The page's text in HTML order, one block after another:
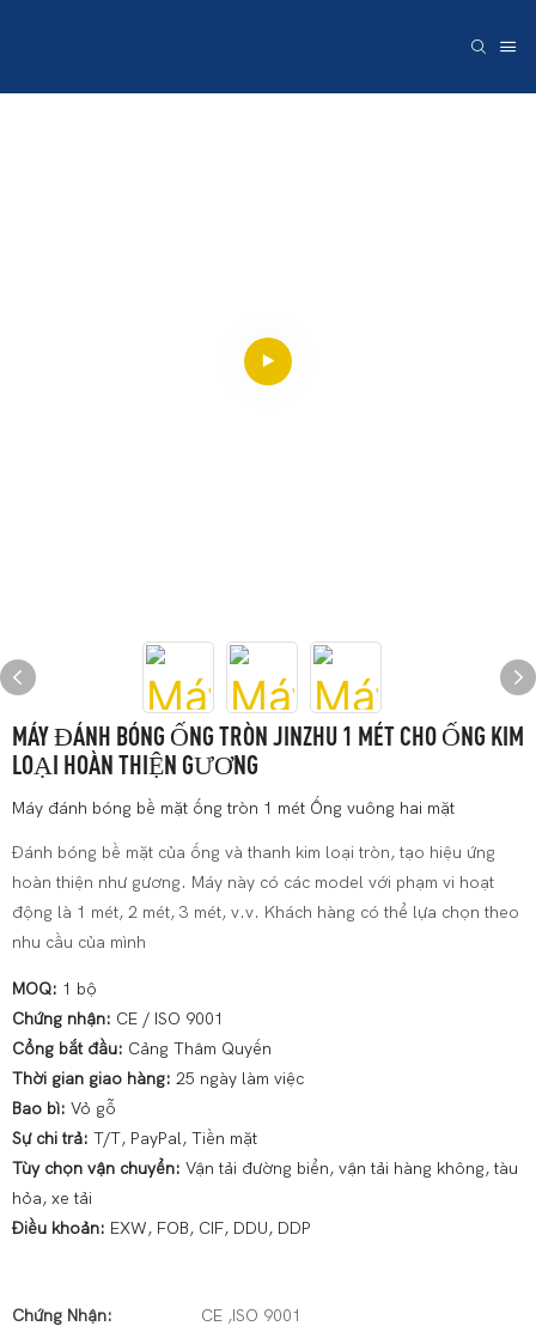
MÁY ĐÁNH BÓNG ỐNG TRÒN JINZHU 1 MÉT CHO ỐNG KIM
LOẠI HOÀN THIỆN GƯƠNG
Máy đánh bóng bề mặt ống tròn 1 mét Ống vuông hai mặt
Đánh bóng bề mặt của ống và thanh kim loại tròn, tạo hiệu ứng
hoàn thiện như gương. Máy này có các model với phạm vi hoạt
động là 1 mét, 2 mét, 3 mét, v.v. Khách hàng có thể lựa chọn theo
nhu cầu của mình
MOQ: 1 bộ
Chứng nhận: CE / ISO 9001
Cổng bắt đầu: Cảng Thâm Quyến
Thời gian giao hàng: 25 ngày làm việc
Bao bì: Vỏ gỗ
Sự chi trả: T/T, PayPal, Tiền mặt
Tùy chọn vận chuyển: Vận tải đường biển, vận tải hàng không, tàu
hỏa, xe tải
Điều khoản: EXW, FOB, CIF, DDU, DDP
Chứng Nhận: CE ,ISO 9001